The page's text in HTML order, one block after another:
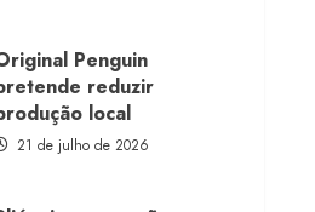
Penguin
reduzir
local
21 de julho de 2026